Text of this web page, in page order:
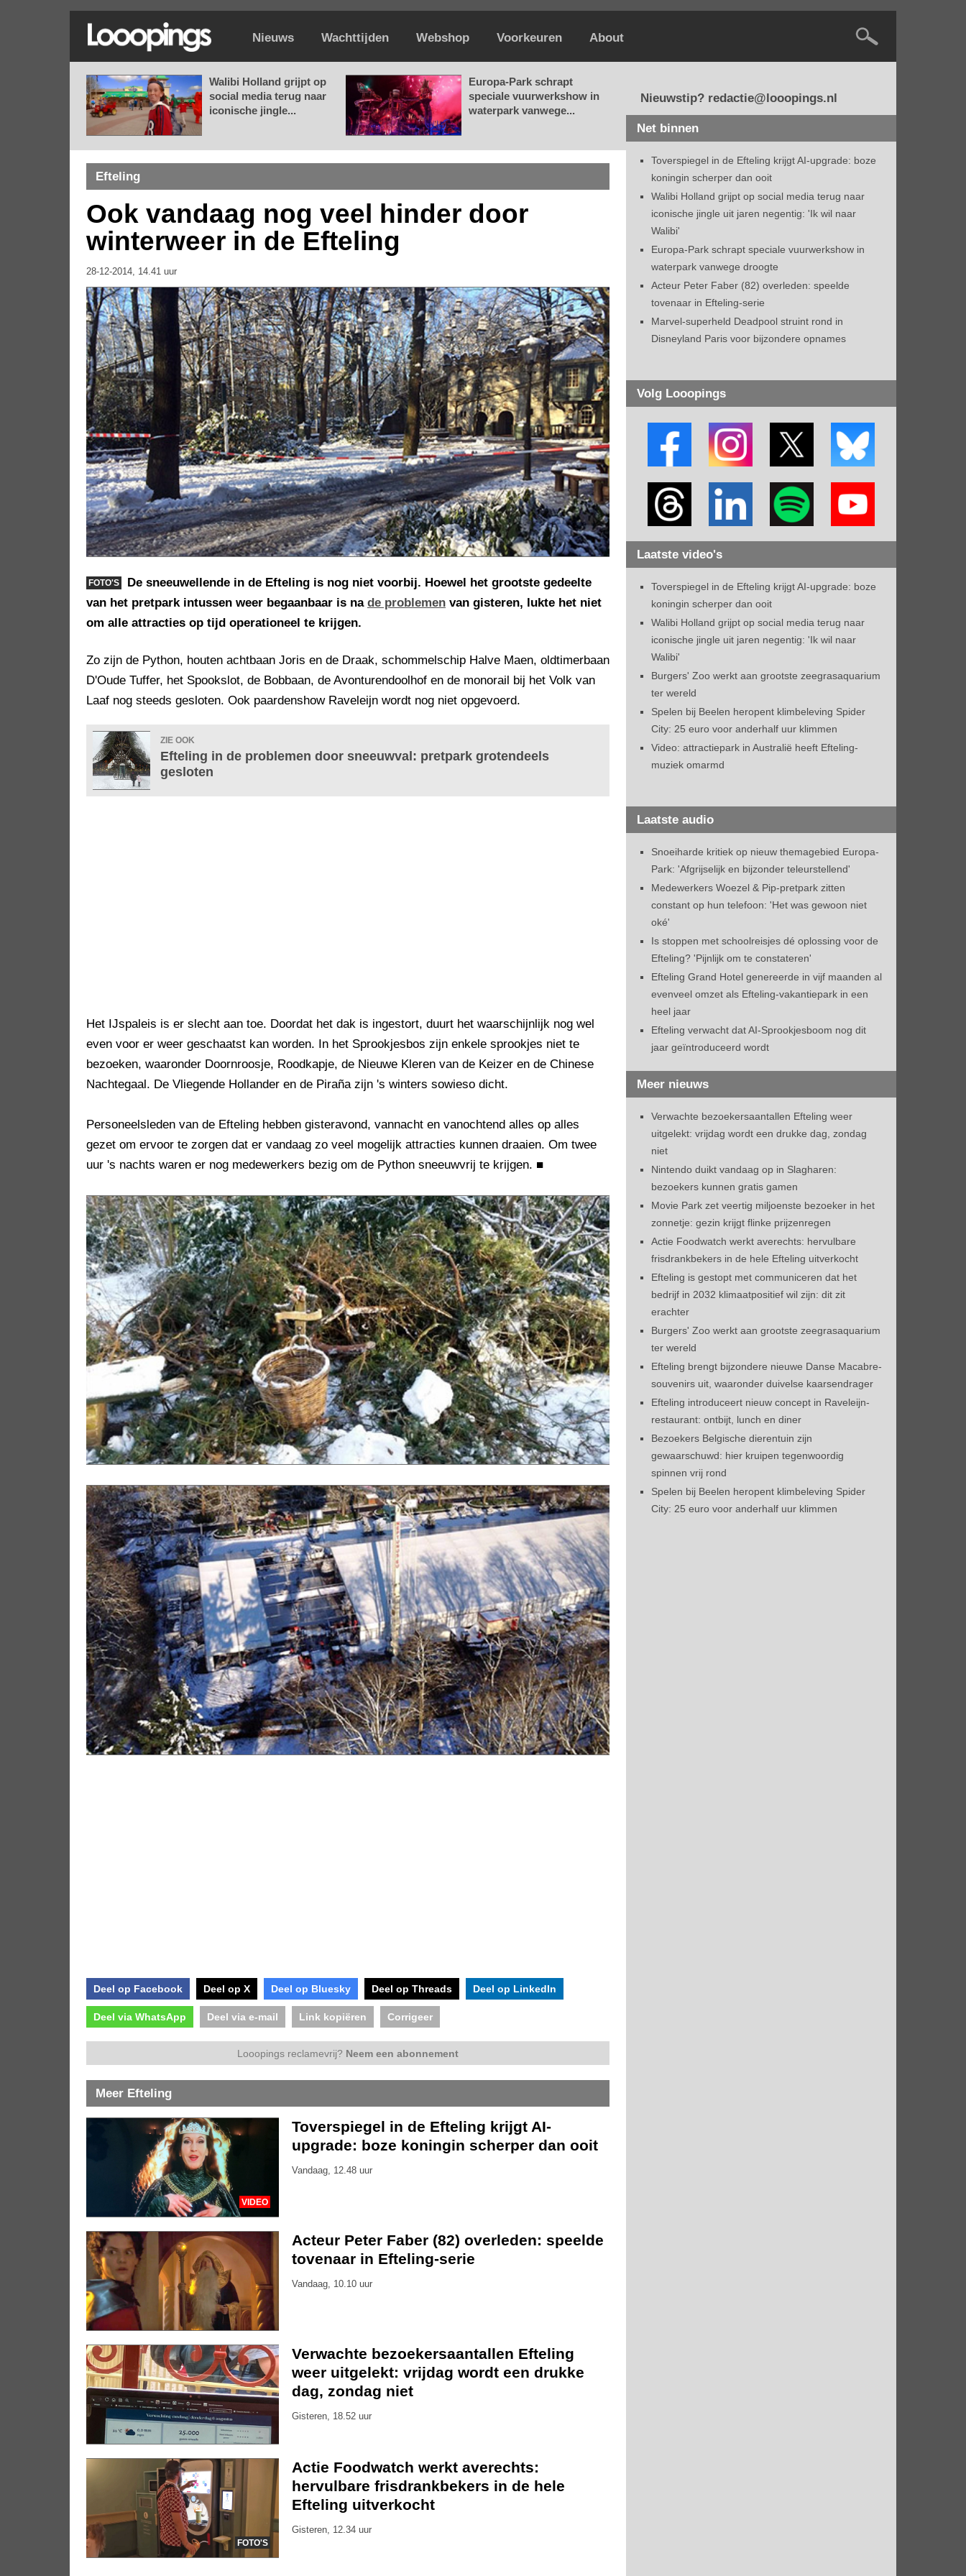
Nieuws Wachttijden Webshop Voorkeuren About
Walibi Holland grijpt op
social media terug naar
iconische jingle...
Europa-Park schrapt
speciale vuurwerkshow in
waterpark vanwege...
Efteling
Ook vandaag nog veel hinder door
winterweer in de Efteling
28-12-2014, 14.41 uur
FOTO'S
De sneeuwellende in de Efteling is nog niet voorbij. Hoewel het grootste gedeelte
van het pretpark intussen weer begaanbaar is na de problemen van gisteren, lukte het niet
om alle attracties op tijd operationeel te krijgen.
Zo zijn de Python, houten achtbaan Joris en de Draak, schommelschip Halve Maen, oldtimerbaan
D'Oude Tuffer, het Spookslot, de Bobbaan, de Avonturendoolhof en de monorail bij het Volk van
Laaf nog steeds gesloten. Ook paardenshow Raveleijn wordt nog niet opgevoerd.
ZIE OOK
Efteling in de problemen door sneeuwval: pretpark grotendeels
gesloten
Het IJspaleis is er slecht aan toe. Doordat het dak is ingestort, duurt het waarschijnlijk nog wel
even voor er weer geschaatst kan worden. In het Sprookjesbos zijn enkele sprookjes niet te
bezoeken, waaronder Doornroosje, Roodkapje, de Nieuwe Kleren van de Keizer en de Chinese
Nachtegaal. De Vliegende Hollander en de Piraña zijn 's winters sowieso dicht.
Personeelsleden van de Efteling hebben gisteravond, vannacht en vanochtend alles op alles
gezet om ervoor te zorgen dat er vandaag zo veel mogelijk attracties kunnen draaien. Om twee
uur 's nachts waren er nog medewerkers bezig om de Python sneeuwvrij te krijgen. ■
Deel op Facebook Deel op X Deel op Bluesky Deel op Threads Deel op LinkedIn
Deel via WhatsApp Deel via e-mail Link kopiëren Corrigeer
Looopings reclamevrij? Neem een abonnement
Meer Efteling
VIDEO
Toverspiegel in de Efteling krijgt AI-
upgrade: boze koningin scherper dan ooit
Vandaag, 12.48 uur
Acteur Peter Faber (82) overleden: speelde
tovenaar in Efteling-serie
Vandaag, 10.10 uur
Verwachte bezoekersaantallen Efteling
weer uitgelekt: vrijdag wordt een drukke
dag, zondag niet
Gisteren, 18.52 uur
FOTO'S
Actie Foodwatch werkt averechts:
hervulbare frisdrankbekers in de hele
Efteling uitverkocht
Gisteren, 12.34 uur
Nieuwstip? redactie@looopings.nl
Net binnen
Toverspiegel in de Efteling krijgt AI-upgrade: boze
koningin scherper dan ooit
Walibi Holland grijpt op social media terug naar
iconische jingle uit jaren negentig: 'Ik wil naar
Walibi'
Europa-Park schrapt speciale vuurwerkshow in
waterpark vanwege droogte
Acteur Peter Faber (82) overleden: speelde
tovenaar in Efteling-serie
Marvel-superheld Deadpool struint rond in
Disneyland Paris voor bijzondere opnames
Volg Looopings
Laatste video's
Toverspiegel in de Efteling krijgt AI-upgrade: boze
koningin scherper dan ooit
Walibi Holland grijpt op social media terug naar
iconische jingle uit jaren negentig: 'Ik wil naar
Walibi'
Burgers' Zoo werkt aan grootste zeegrasaquarium
ter wereld
Spelen bij Beelen heropent klimbeleving Spider
City: 25 euro voor anderhalf uur klimmen
Video: attractiepark in Australië heeft Efteling-
muziek omarmd
Laatste audio
Snoeiharde kritiek op nieuw themagebied Europa-
Park: 'Afgrijselijk en bijzonder teleurstellend'
Medewerkers Woezel & Pip-pretpark zitten
constant op hun telefoon: 'Het was gewoon niet
oké'
Is stoppen met schoolreisjes dé oplossing voor de
Efteling? 'Pijnlijk om te constateren'
Efteling Grand Hotel genereerde in vijf maanden al
evenveel omzet als Efteling-vakantiepark in een
heel jaar
Efteling verwacht dat AI-Sprookjesboom nog dit
jaar geïntroduceerd wordt
Meer nieuws
Verwachte bezoekersaantallen Efteling weer
uitgelekt: vrijdag wordt een drukke dag, zondag
niet
Nintendo duikt vandaag op in Slagharen:
bezoekers kunnen gratis gamen
Movie Park zet veertig miljoenste bezoeker in het
zonnetje: gezin krijgt flinke prijzenregen
Actie Foodwatch werkt averechts: hervulbare
frisdrankbekers in de hele Efteling uitverkocht
Efteling is gestopt met communiceren dat het
bedrijf in 2032 klimaatpositief wil zijn: dit zit
erachter
Burgers' Zoo werkt aan grootste zeegrasaquarium
ter wereld
Efteling brengt bijzondere nieuwe Danse Macabre-
souvenirs uit, waaronder duivelse kaarsendrager
Efteling introduceert nieuw concept in Raveleijn-
restaurant: ontbijt, lunch en diner
Bezoekers Belgische dierentuin zijn
gewaarschuwd: hier kruipen tegenwoordig
spinnen vrij rond
Spelen bij Beelen heropent klimbeleving Spider
City: 25 euro voor anderhalf uur klimmen